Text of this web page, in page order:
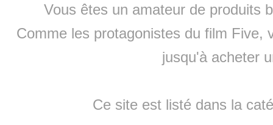
Vous êtes un amateur de produits
Comme les protagonistes du film Five,
jusqu'à acheter
Ce site est listé dans la